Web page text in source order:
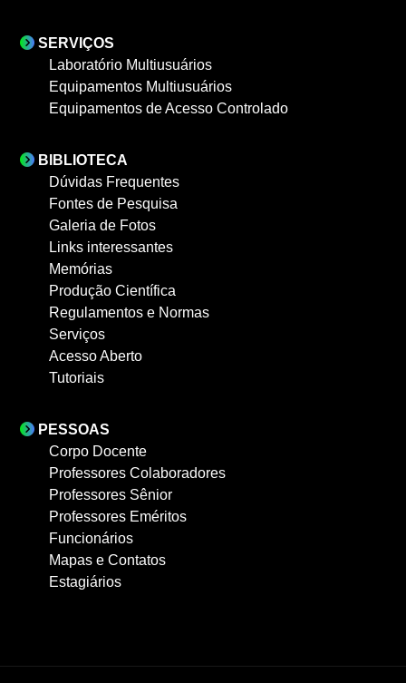
SERVIÇOS
Laboratório Multiusuários
Equipamentos Multiusuários
Equipamentos de Acesso Controlado
BIBLIOTECA
Dúvidas Frequentes
Fontes de Pesquisa
Galeria de Fotos
Links interessantes
Memórias
Produção Científica
Regulamentos e Normas
Serviços
Acesso Aberto
Tutoriais
PESSOAS
Corpo Docente
Professores Colaboradores
Professores Sênior
Professores Eméritos
Funcionários
Mapas e Contatos
Estagiários